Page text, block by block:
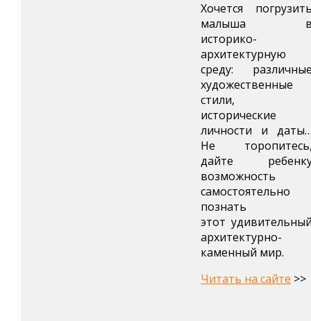
Хочется
малыша
историко-
архитектурную
среду:
художественные
стили,
исторические
личности и
Не
дайте
возможность
самостоятельно
познать
этот
архитектурно-
каменный мир.
Читать на сайте >>